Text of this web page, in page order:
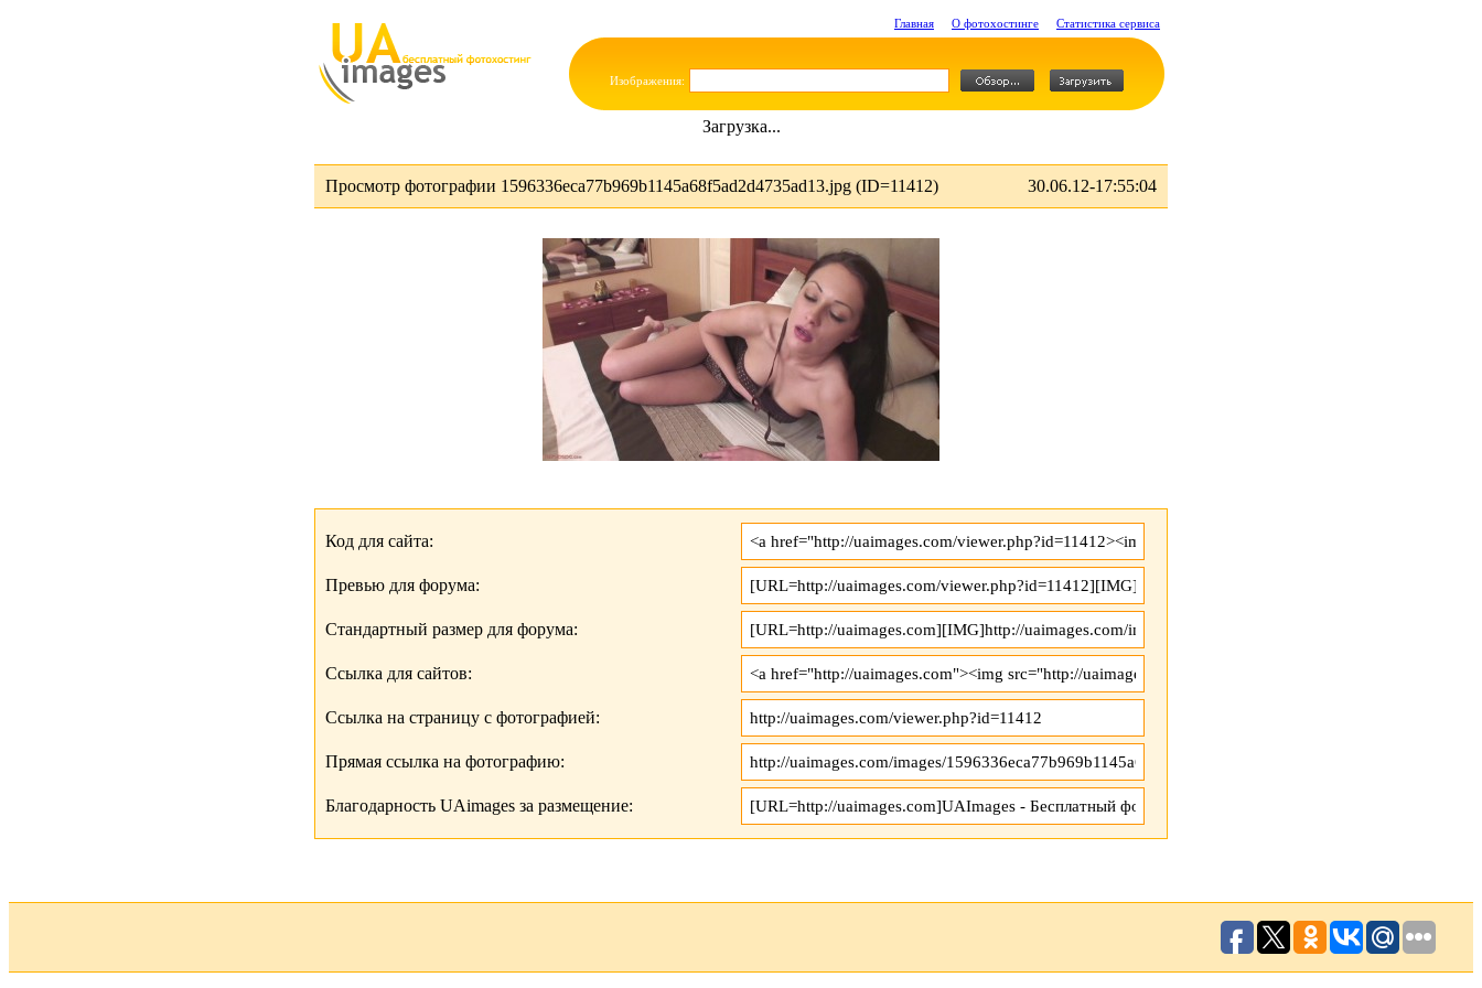
Главная О фотохостинге Статистика сервиса
Изображения:
Загрузка...
Просмотр фотографии 1596336eca77b969b1145a68f5ad2d4735ad13.jpg (ID=11412) 30.06.12-17:55:04
Код для сайта:
Превью для форума:
Стандартный размер для форума:
Ссылка для сайтов:
Ссылка на страницу с фотографией:
Прямая ссылка на фотографию:
Благодарность UAimages за размещение: